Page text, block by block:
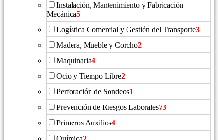
Instalación, Mantenimiento y Fabricación
Mecánica5
Logística Comercial y Gestión del Transporte3
Madera, Mueble y Corcho2
Maquinaria4
Ocio y Tiempo Libre2
Perforación de Sondeos1
Prevención de Riesgos Laborales73
Primeros Auxilios4
Química2